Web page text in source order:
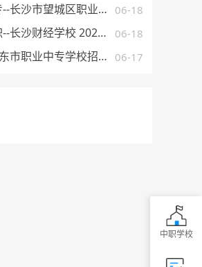
06-18
湖南公办中专--长沙市望城区职业中等专业学校 2025 年招生简章
06-18
湖南公办中职--长沙财经学校 2025 年招生简章
06-17
公办中专--邵东市职业中专学校招生简章（2025 年）
中职学校